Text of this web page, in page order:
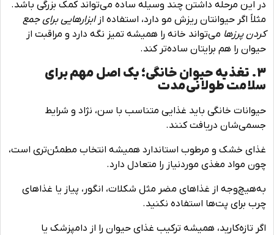
در این مرحله داشتن چند وسیله ساده می‌تواند کمک بزرگی باشد.
مثلاً اگر حیوانتان ریزش مو دارد، استفاده ازابزارهایی برای جمع
کردن پرزها می‌تواند خانه را همیشه تمیز نگه دارد و مراقبت از
حیوان را هم برایتان ساده‌تر کند.
3. تغذیه حیوان خانگی؛ یک اصل مهم برای
سلامت طولانی‌مدت
حیوانات خانگی باید غذایی متناسب با سن، نژاد و شرایط
جسمی‌شان دریافت کنند.
غذای خشک و مرطوب استاندارد همیشه انتخاب مطمئن‌تری است،
چون مواد مغذی موردنیاز را متعادل دارد.
به‌هیچ‌وجه از غذاهای مضر مثل شکلات، انگور، پیاز یا غذاهای
چرب برای پت‌ها استفاده نکنید.
اگر تازه‌کارید، همیشه ترکیب غذای حیوان را از دامپزشک یا